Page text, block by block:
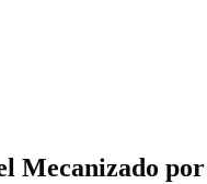
Mecanizado